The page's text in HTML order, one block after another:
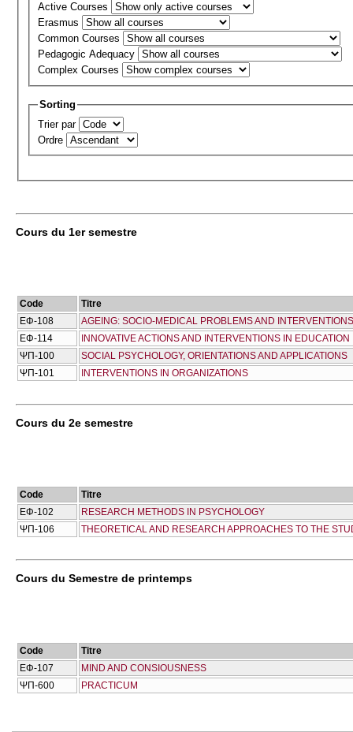
Active Courses
Erasmus
Common Courses
Pedagogic Adequacy
Complex Courses
Sorting
Trier par
Ordre
Cours du 1er semestre
Code
Titre
ΕΦ-108
AGEING: SOCIO-MEDICAL PROBLEMS AND INTERVENTIONS
ΕΦ-114
INNOVATIVE ACTIONS AND INTERVENTIONS IN EDUCATION
ΨΠ-100
SOCIAL PSYCHOLOGY, ORIENTATIONS AND APPLICATIONS
ΨΠ-101
INTERVENTIONS IN ORGANIZATIONS
Cours du 2e semestre
Code
Titre
ΕΦ-102
RESEARCH METHODS IN PSYCHOLOGY
ΨΠ-106
THEORETICAL AND RESEARCH APPROACHES TO THE
Cours du Semestre de printemps
Code
Titre
ΕΦ-107
MIND AND CONSIOUSNESS
ΨΠ-600
PRACTICUM